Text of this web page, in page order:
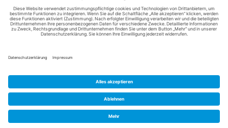
----
Cookie-Einstellungen